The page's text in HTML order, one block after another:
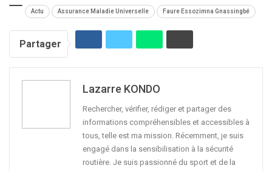
Actu Assurance Maladie Universelle Faure Essozimna Gnassingbé
Partager
Lazarre KONDO
Rechercher, vérifier, rédiger et partager des
informations compréhensibles et accessibles à
tous, telle est ma mission. Récemment, je suis
engagé dans la sensibilisation à la sécurité
routière. Je suis passionné du sport et de la